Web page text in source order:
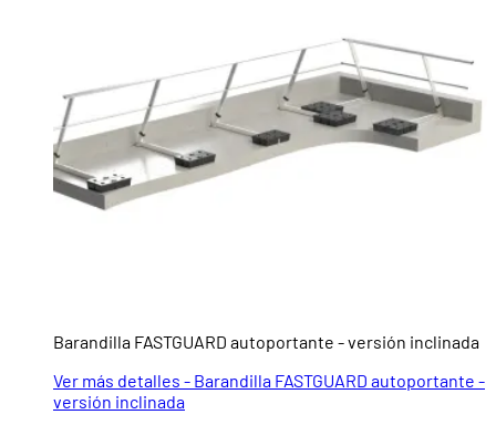
Barandilla FASTGUARD autoportante - versión inclinada
Ver más detalles - Barandilla FASTGUARD autoportante -
versión inclinada